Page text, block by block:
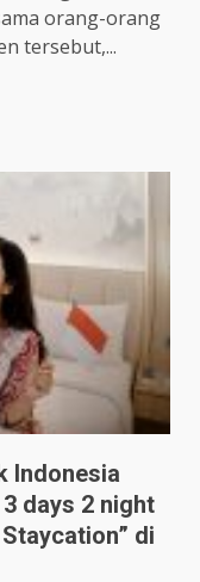
orang-orang
tersebut,...
Indonesia
days 2 night
di